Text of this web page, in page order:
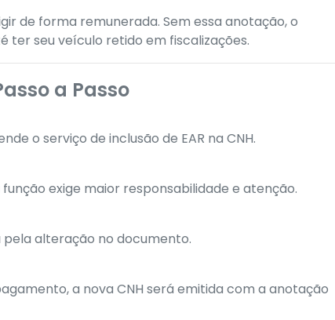
de forma remunerada. Sem essa anotação, o
seu veículo retido em fiscalizações.
a Passo
o serviço de inclusão de EAR na CNH.
exige maior responsabilidade e atenção.
alteração no documento.
a nova CNH será emitida com a anotação